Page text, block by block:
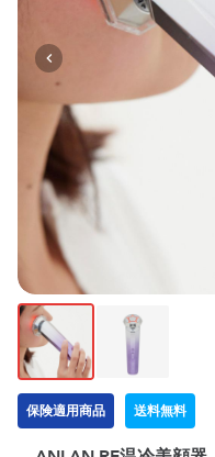
保険適用商品 送料無料